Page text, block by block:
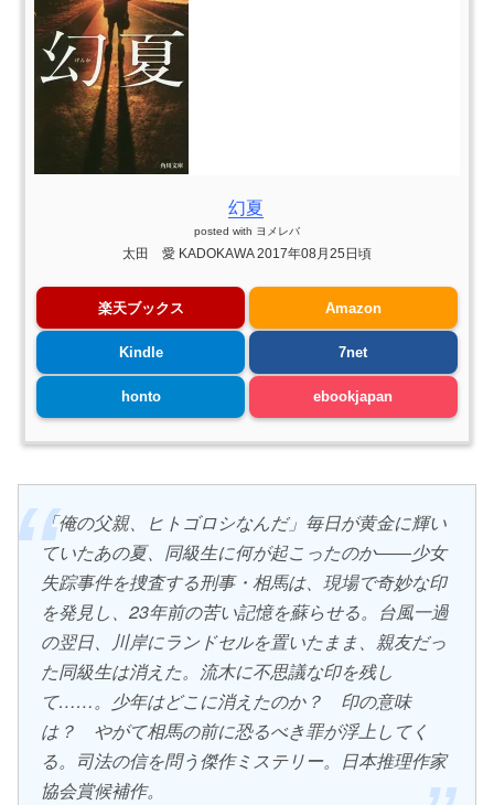
幻夏
posted with ヨメレバ
太田 愛 KADOKAWA 2017年08月25日頃
楽天ブックス Amazon
Kindle 7net
honto ebookjapan
「俺の父親、ヒトゴロシなんだ」毎日が黄金に輝い
ていたあの夏、同級生に何が起こったのか――少女
失踪事件を捜査する刑事・相馬は、現場で奇妙な印
を発見し、23年前の苦い記憶を蘇らせる。台風一過
の翌日、川岸にランドセルを置いたまま、親友だっ
た同級生は消えた。流木に不思議な印を残し
て……。少年はどこに消えたのか？ 印の意味
は？ やがて相馬の前に恐るべき罪が浮上してく
る。司法の信を問う傑作ミステリー。日本推理作家
協会賞候補作。